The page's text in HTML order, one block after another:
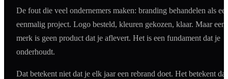
De fout die veel ondernemers maken: branding behandelen als
eenmalig project. Logo besteld, kleuren gekozen, klaar. Maar een
merk is geen product dat je aflevert. Het is een fundament dat je
onderhoudt.
Dat betekent niet dat je elk jaar een rebrand doet. Het betekent